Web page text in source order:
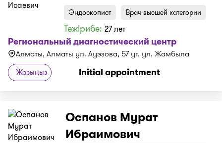
Эндоскопист Врач высшей категории
Тәжірибе:27 лет
Региональный диагностический центр
Алматы, Алматы ул. Ауэзова, 57 уг. ул. Жамбыла
Жазыңыз Initial appointment
Оспанов Мурат
Ибраимович